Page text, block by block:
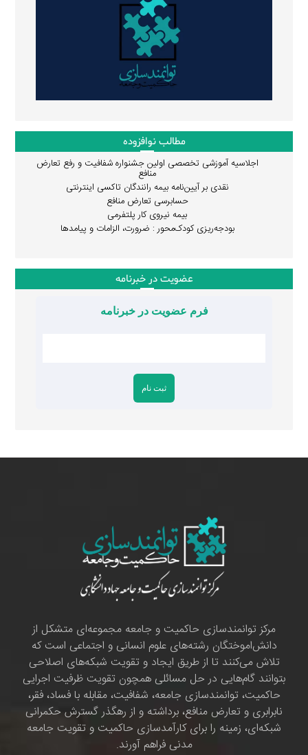
مطالب نوافزوده
اجلاسیه آموزشی تخصصی اولین جشنواره شفافیت و رفع تعارض
منافع
نقدی بر آیین‌نامه بیمه رانندگان تاکسی اینترنتی
حسابرسی تعارض منافع
بیمه نیروی کار پلتفرمی
بودجه‌ریزی کودک‌محور : ضرورت، الزامات و پیامدها
عضویت در خبرنامه
فرم عضویت در خبرنامه
مرکز توانمندسازی حاکمیت و جامعه مجموعه‌ای متشکل از
دانش‌اموختگان رشته‌های علوم انسانی و اجتماعی است که
تلاش می‌کنند تا از طریق ایجاد و تقویت شبکه‌های اصلاحی
بتوانند گام‌هایی در حل مسائلی همچون تقویت ظرفیت اجرایی
حاکمیت، توانمندسازی جامعه، شفافیت، مقابله با فساد، فقر،
نابرابری و تعارض منافع، برداشته و از رهگذر گسترش حکمرانی
شبکه‌ای، زمینه را برای کارآمدسازی حاکمیت و تقویت جامعه
مدنی فراهم آورند.